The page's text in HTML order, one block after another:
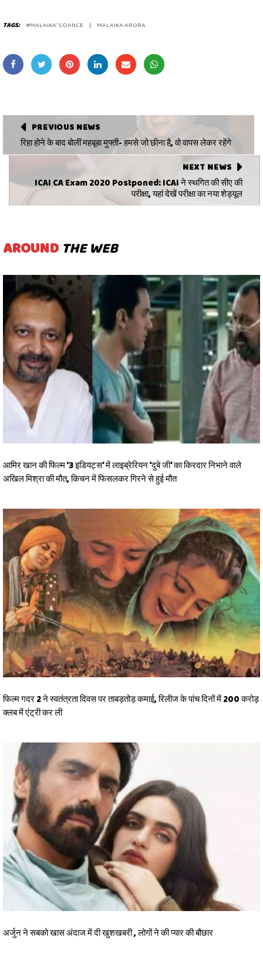
TAGS: #MALAIKA`S DANCE MALAIKA ARORA
PREVIOUS NEWS
रिहा होने के बाद बोलीं महबूबा मुफ्ती- हमसे जो छीना है, वो वापस लेकर रहेंगे
NEXT NEWS
ICAI CA Exam 2020 Postponed: ICAI ने स्थगित की सीए की
परीक्षा, यहां देखें परीक्षा का नया शेड्यूल
AROUND THE WEB
आमिर खान की फिल्म ‘3 इडियट्स’ में लाइब्रेरियन ‘दुबे जी’ का किरदार निभाने वाले
अखिल मिश्रा की मौत, किचन में फिसलकर गिरने से हुई मौत
फिल्म गदर 2 ने स्वतंत्रता दिवस पर ताबड़तोड़ कमाई, रिलीज के पांच दिनों में 200 करोड़
क्लब में एंट्री कर ली
अर्जुन ने सबको खास अंदाज में दी खुशखबरी , लोगों ने की प्यार की बौछार